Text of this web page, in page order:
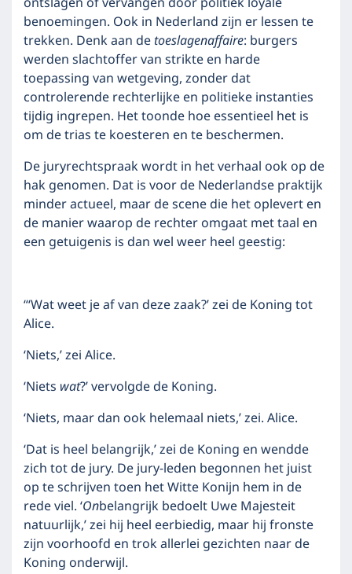
benoemingen. Ook in Nederland zijn er lessen te
trekken. Denk aan detoeslagenaffaire: burgers
werden slachtoffer van strikte en harde
toepassing van wetgeving, zonder dat
controlerende rechterlijke en politieke instanties
tijdig ingrepen. Het toonde hoe essentieel het is
om de trias te koesteren en te beschermen.
De juryrechtspraak wordt in het verhaal ook op de
hak genomen. Dat is voor de Nederlandse praktijk
minder actueel, maar de scene die het oplevert en
de manier waarop de rechter omgaat met taal en
een getuigenis is dan wel weer heel geestig:
“‘Wat weet je af van deze zaak?’ zei de Koning tot
Alice.
‘Niets,’ zei Alice.
‘Niets wat?’ vervolgde de Koning.
‘Niets, maar dan ook helemaal niets,’ zei. Alice.
‘Dat is heel belangrijk,’ zei de Koning en wendde
zich tot de jury. De jury-leden begonnen het juist
op te schrijven toen het Witte Konijn hem in de
rede viel. ‘Onbelangrijk bedoelt Uwe Majesteit
natuurlijk,’ zei hij heel eerbiedig, maar hij fronste
zijn voorhoofd en trok allerlei gezichten naar de
Koning onderwijl.